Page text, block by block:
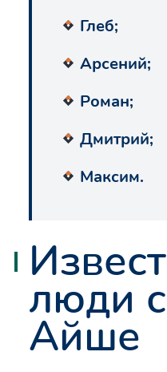
Глеб;
Арсений;
Роман;
Дмитрий;
Максим.
люди
Айше